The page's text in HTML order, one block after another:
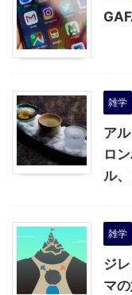
雑学
ア
ロ
ル
雑学
ジ
マ